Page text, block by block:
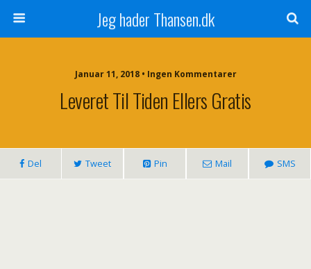
Jeg hader Thansen.dk
Januar 11, 2018 • Ingen Kommentarer
Leveret Til Tiden Ellers Gratis
Del Tweet Pin Mail SMS